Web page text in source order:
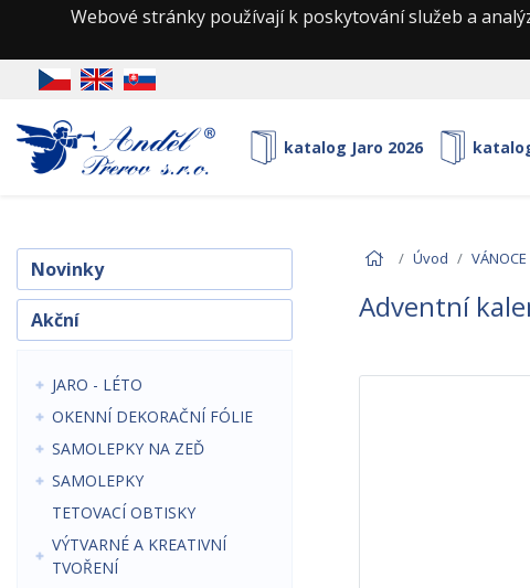
Webové stránky používají k poskytování služeb a
katalog Jaro 2026
Novinky
Akční
JARO - LÉTO
OKENNÍ DEKORAČNÍ FÓLIE
SAMOLEPKY NA ZEĎ
SAMOLEPKY
TETOVACÍ OBTISKY
VÝTVARNÉ A KREATIVNÍ
TVOŘENÍ
Úvod VÁNOCE
Adventní